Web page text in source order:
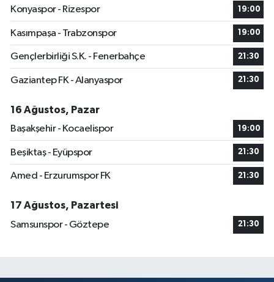
Konyaspor - Rizespor
19:00
Kasımpaşa - Trabzonspor 19:00
Gençlerbirliği S.K. - Fenerbahçe 21:30
Gaziantep FK - Alanyaspor 21:30
16 Ağustos, Pazar
Başakşehir - Kocaelispor
19:00
Beşiktaş - Eyüpspor 21:30
Amed - Erzurumspor FK 21:30
17 Ağustos, Pazartesi
Samsunspor - Göztepe
21:30